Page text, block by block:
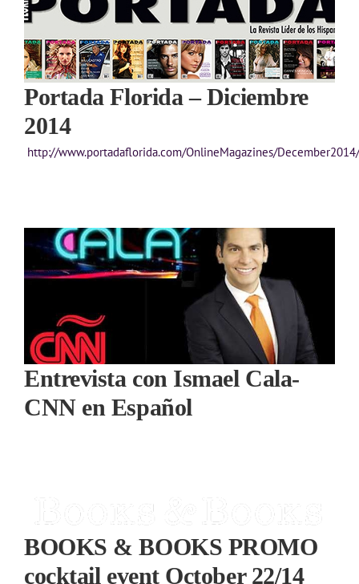
Portada Florida – Diciembre
2014
http://www.portadaflorida.com/OnlineMagazines/
Entrevista con Ismael Cala-
CNN en Español
BOOKS & BOOKS PROMO
cocktail event October 22/14